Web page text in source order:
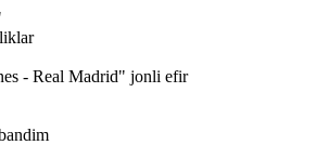
- Real Madrid" jonli efir